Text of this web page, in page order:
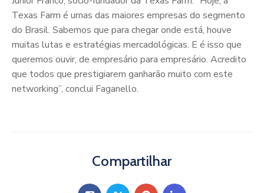
Texas Farm é umas das maiores empresas do segmento
do Brasil. Sabemos que para chegar onde está, houve
muitas lutas e estratégias mercadológicas. E é isso que
queremos ouvir, de empresário para empresário. Acredito
que todos que prestigiarem ganharão muito com este
networking”, conclui Faganello.
Compartilhar